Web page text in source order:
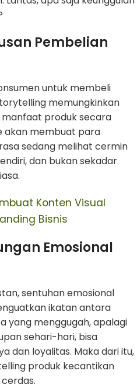
Pembelian
untuk membeli
memungkinkan
manfaat produk secara
akan membuat para
sedang melihat cermin
dan bukan sekadar
Konten Visual
Bisnis
Emosional
sentuhan emosional
ikatan antara
yang menggugah, apalagi
sehari-hari, bisa
dan loyalitas. Maka dari itu,
produk kecantikan